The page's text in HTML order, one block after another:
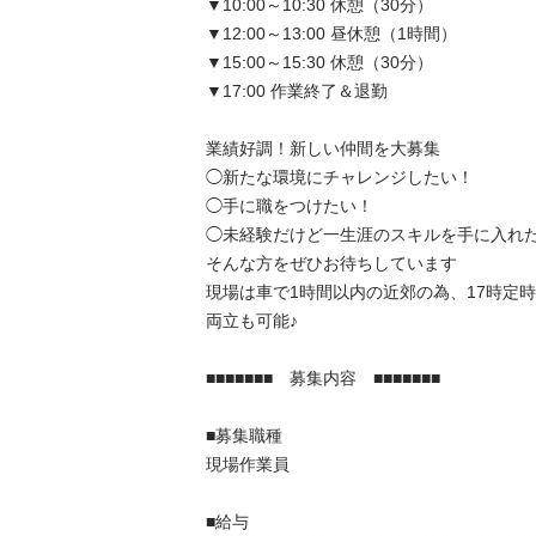
▼10:00～10:30 休憩（30分）
▼12:00～13:00 昼休憩（1時間）
▼15:00～15:30 休憩（30分）
▼17:00 作業終了＆退勤
業績好調！新しい仲間を大募集
◯新たな環境にチャレンジしたい！
◯手に職をつけたい！
◯未経験だけど一生涯のスキルを手に入れ
そんな方をぜひお待ちしています
現場は車で1時間以内の近郊の為、17時定
両立も可能♪
■■■■■■■　募集内容　■■■■■■■
■募集職種
現場作業員
■給与